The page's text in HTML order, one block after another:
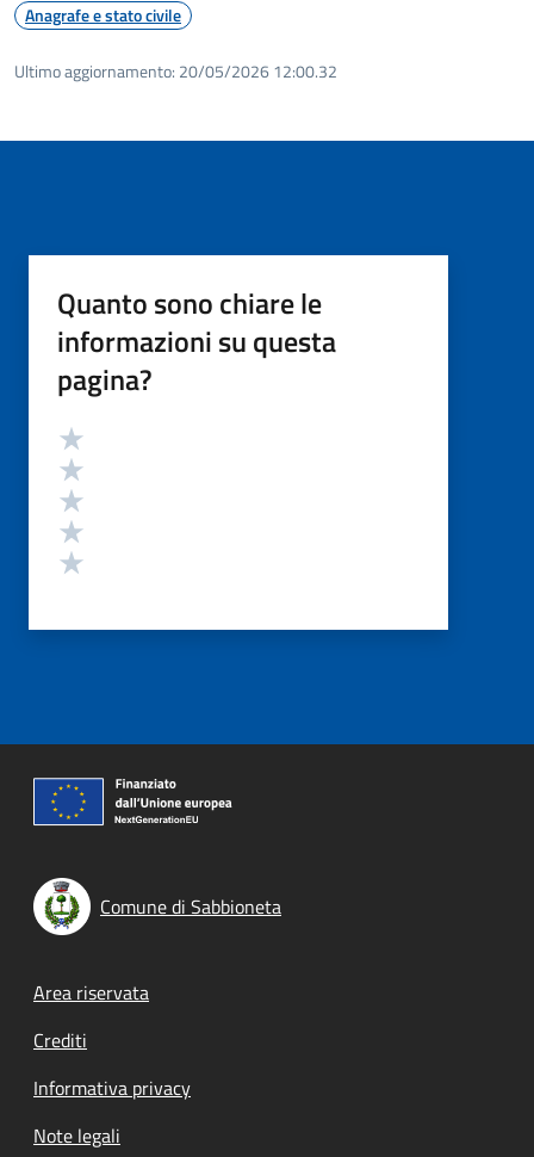
Anagrafe e stato civile
Ultimo aggiornamento: 20/05/2026 12:00.32
Quanto sono chiare le
informazioni su questa
pagina?
Valutazione
Comune di Sabbioneta
Footer menu
Area riservata
Crediti
Informativa privacy
Note legali